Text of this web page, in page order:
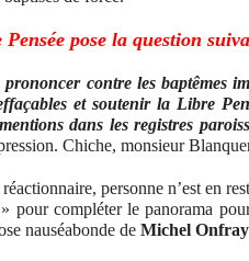
pose la question
prononcer contre les baptêmes
et soutenir la Libre
dans les registres
Chiche, monsieur
personne n’est en
pour compléter le panorama
nauséabonde de Michel